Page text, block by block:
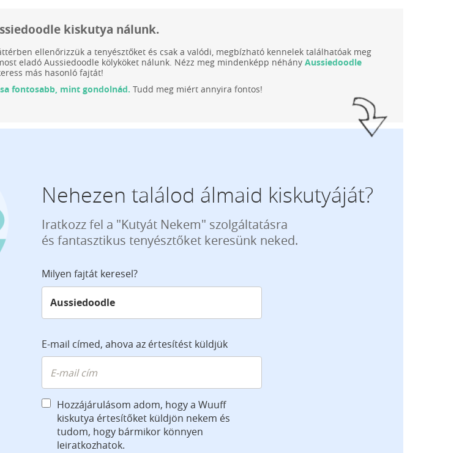
kiskutya nálunk.
ellenőrizzük a tenyésztőket és csak a valódi, megbízható kennelek találhatóak meg
eladó Aussiedoodle kölyköket nálunk. Nézz meg mindenképp néhány Aussiedoodle
más hasonló fajtát!
fontosabb, mint gondolnád. Tudd meg miért annyira fontos!
Nehezen találod álmaid kiskutyáját?
Iratkozz fel a "Kutyát Nekem" szolgáltatásra
és fantasztikus tenyésztőket keresünk neked.
Milyen fajtát keresel?
E-mail címed, ahova az értesítést küldjük
Hozzájárulásom adom, hogy a Wuuff
kiskutya értesítőket küldjön nekem és
tudom, hogy bármikor könnyen
leiratkozhatok.